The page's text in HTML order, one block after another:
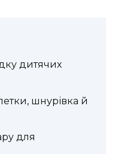
дитячих
шнурівка й
для